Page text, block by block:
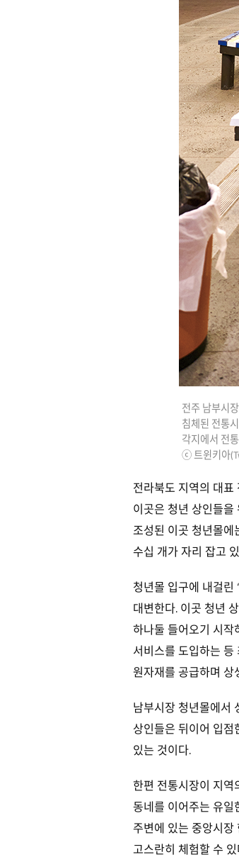
전주 남부시
침체된 전통
각지에서 전
ⓒ 트윈키아
전라북도 지역의 대표
이곳은 청년 상인들
조성된 이곳 청년몰에
수십 개가 자리 잡고
청년몰 입구에 내걸린
대변한다. 이곳 청년
하나둘 들어오기 시작
서비스를 도입하는
원자재를 공급하며 상
남부시장 청년몰에서
상인들은 뒤이어 입
있는 것이다.
한편 전통시장이 지
동네를 이어주는 유일
주변에 있는 중앙시장
고스란히 체험할 수